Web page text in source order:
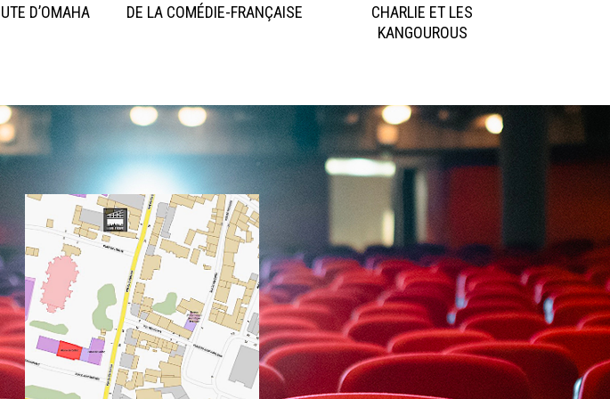
D’OMAHA DE LA COMÉDIE-FRANÇAISE
CHARLIE ET LES
KANGOUROUS